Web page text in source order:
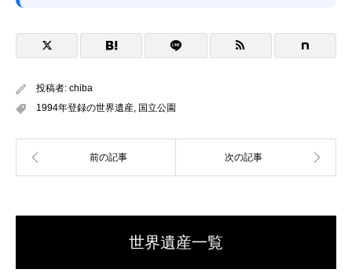
投稿者: chiba
1994年登録の世界遺産, 国立公園
世界遺産一覧